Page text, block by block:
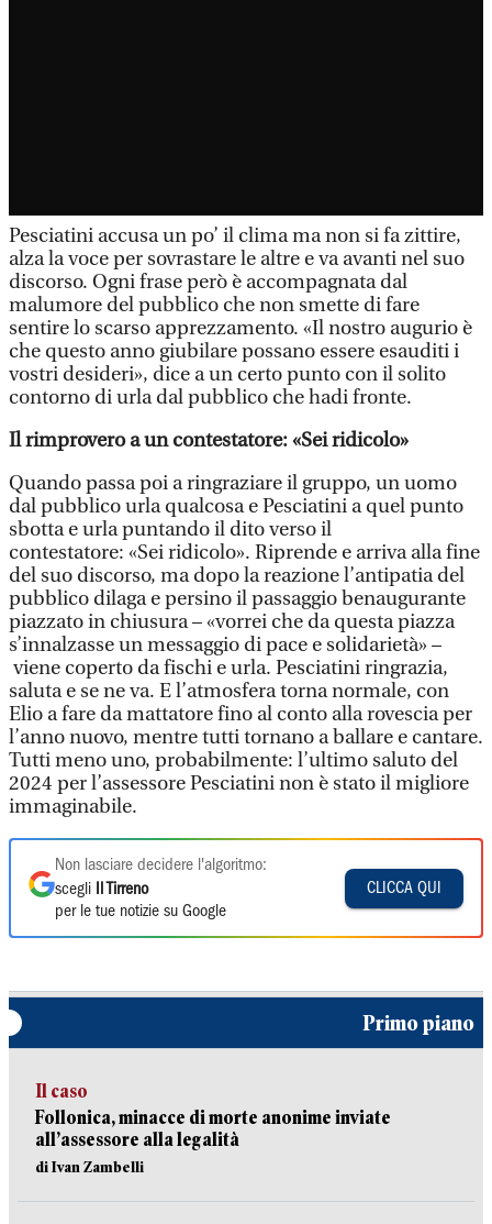
Pesciatini accusa un po’ il clima ma non si fa zittire,
alza la voce per sovrastare le altre e va avanti nel suo
discorso. Ogni frase però è accompagnata dal
malumore del pubblico che non smette di fare
sentire lo scarso apprezzamento. «Il nostro augurio è
che questo anno giubilare possano essere esauditi i
vostri desideri», dice a un certo punto con il solito
contorno di urla dal pubblico che hadi fronte.
Il rimprovero a un contestatore: «Sei ridicolo»
Quando passa poi a ringraziare il gruppo, un uomo
dal pubblico urla qualcosa e Pesciatini a quel punto
sbotta e urla puntando il dito verso il
contestatore: «Sei ridicolo». Riprende e arriva alla fine
del suo discorso, ma dopo la reazione l’antipatia del
pubblico dilaga e persino il passaggio benaugurante
piazzato in chiusura – «vorrei che da questa piazza
s’innalzasse un messaggio di pace e solidarietà» –
viene coperto da fischi e urla. Pesciatini ringrazia,
saluta e se ne va. E l’atmosfera torna normale, con
Elio a fare da mattatore fino al conto alla rovescia per
l’anno nuovo, mentre tutti tornano a ballare e cantare.
Tutti meno uno, probabilmente: l’ultimo saluto del
2024 per l’assessore Pesciatini non è stato il migliore
immaginabile.
Non lasciare decidere l'algoritmo:
scegli
Il Tirreno
per le tue notizie su Google
CLICCA QUI
Primo piano
Il caso
Follonica, minacce di morte anonime inviate
all’assessore alla legalità
di Ivan Zambelli